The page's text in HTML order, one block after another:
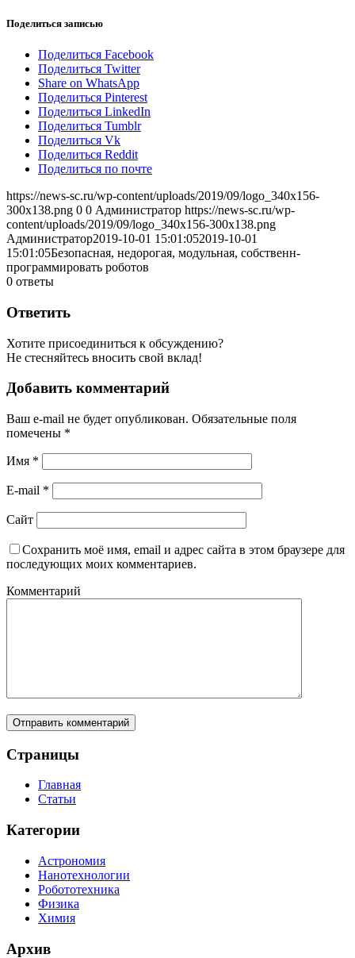
Поделиться записью
Поделиться Facebook
Поделиться Twitter
Share on WhatsApp
Поделиться Pinterest
Поделиться LinkedIn
Поделиться Tumblr
Поделиться Vk
Поделиться Reddit
Поделиться по почте
https://news-sc.ru/wp-content/uploads/2019/09/logo_340x156-
300x138.png 0 0 Администратор https://news-sc.ru/wp-
content/uploads/2019/09/logo_340x156-300x138.png
Администратор2019-10-01 15:01:052019-10-01
15:01:05Безопасная, недорогая, модульная, собственн-
программировать роботов
0 ответы
Ответить
Хотите присоединиться к обсуждению?
Не стесняйтесь вносить свой вклад!
Добавить комментарий
Ваш e-mail не будет опубликован. Обязательные поля
помечены *
Имя *
E-mail *
Сайт
Сохранить моё имя, email и адрес сайта в этом браузере для
последующих моих комментариев.
Комментарий
Страницы
Главная
Статьи
Категории
Астрономия
Нанотехнологии
Робототехника
Физика
Химия
Архив